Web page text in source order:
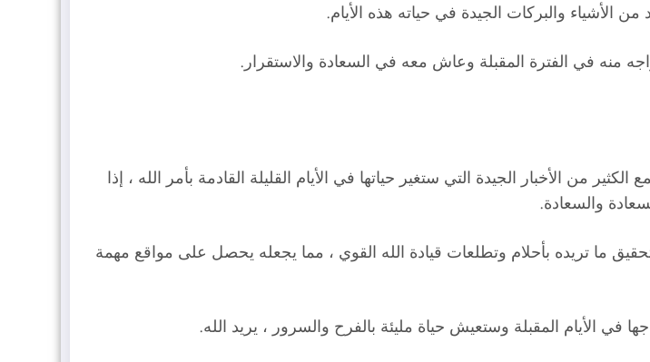
الأشياء والبركات الجيدة في حياته هذه الأيام.
منه في الفترة المقبلة وعاش معه في السعادة والاستقرار.
من الأخبار الجيدة التي ستغير حياتها في الأيام القليلة القادمة بأمر الله ، إذا
والسعادة.
ما تريده بأحلام وتطلعات قيادة الله القوي ، مما يجعله يحصل على مواقع مهمة
في الأيام المقبلة وستعيش حياة مليئة بالفرح والسرور ، يريد الله.